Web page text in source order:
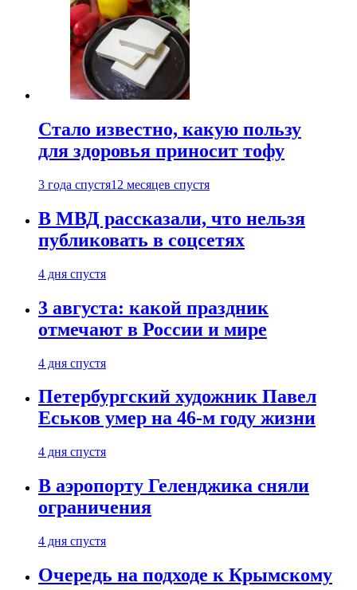
Стало известно, какую пользу
для здоровья приносит тофу
3 года спустя12 месяцев спустя
В МВД рассказали, что нельзя
публиковать в соцсетях
4 дня спустя
3 августа: какой праздник
отмечают в России и мире
4 дня спустя
Петербургский художник Павел
Еськов умер на 46-м году жизни
4 дня спустя
В аэропорту Геленджика сняли
ограничения
4 дня спустя
Очередь на подходе к Крымскому